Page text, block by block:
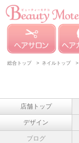
総合トップ > ネイルトップ >
店舗トップ
デザイン
ブログ